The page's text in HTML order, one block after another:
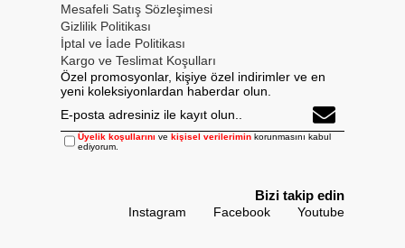
Mesafeli Satış Sözleşimesi
Gizlilik Politikası
İptal ve İade Politikası
Kargo ve Teslimat Koşulları
Özel promosyonlar, kişiye özel indirimler ve en
yeni koleksiyonlardan haberdar olun.
Üyelik koşullarını vekişisel verilerimin korunmasını kabul
ediyorum.
Bizi takip edin
Instagram Facebook Youtube